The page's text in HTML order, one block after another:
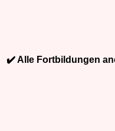
✔️ Alle Fortbildungen